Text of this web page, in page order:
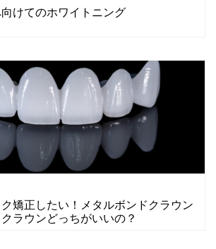
けてのホワイトニング
矯正したい！メタルボンドクラウン
ラウンどっちがいいの？